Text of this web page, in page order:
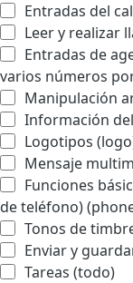
Entradas del
Leer y realizar
Entradas de
varios números
Manipulación
Información
Logotipos
Mensaje
Funciones
de teléfono)
Tonos de
Enviar y
Tareas (todo)